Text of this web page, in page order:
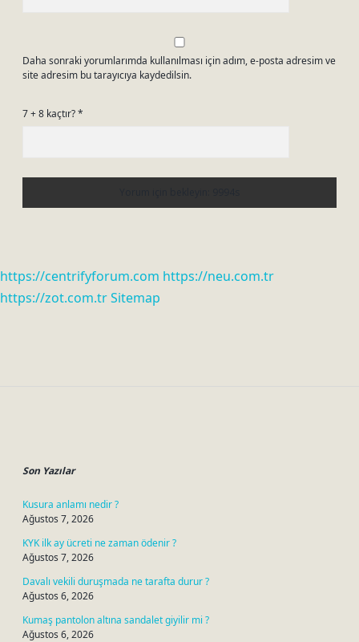
Daha sonraki yorumlarımda kullanılması için adım, e-posta adresim ve
site adresim bu tarayıcıya kaydedilsin.
7 + 8 kaçtır?*
https://centrifyforum.com https://neu.com.tr
https://zot.com.trSitemap
Son Yazılar
Kusura anlamı nedir ?
Ağustos 7, 2026
KYK ilk ay ücreti ne zaman ödenir ?
Ağustos 7, 2026
Davalı vekili duruşmada ne tarafta durur ?
Ağustos 6, 2026
Kumaş pantolon altına sandalet giyilir mi ?
Ağustos 6, 2026